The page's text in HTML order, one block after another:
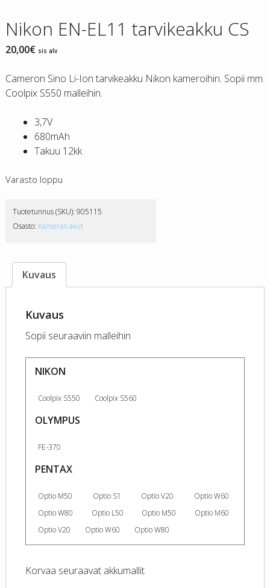
Nikon EN-EL11 tarvikeakku CS
20,00€ sis alv
Cameron Sino Li-Ion tarvikeakku Nikon kameroihin. Sopii mm.
Coolpix S550 malleihin.
3,7V
680mAh
Takuu 12kk
Varasto loppu
Tuotetunnus (SKU): 905115
Osasto: Kameran akut
Kuvaus
Kuvaus
Sopii seuraaviin malleihin
NIKON
Coolpix S550 Coolpix S560
OLYMPUS
FE-370
PENTAX
Optio M50 Optio S1 Optio V20
Optio W60
Optio W80
Optio L50 Optio M50
Optio M60
Optio V20
Optio W60 Optio W80
Korvaa seuraavat akkumallit